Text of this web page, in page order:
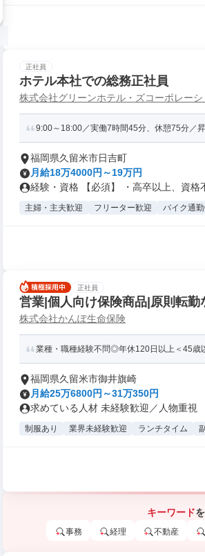
正社員
ホテル本社での総務正社員
株式会社グリーンホテル・ズコーポレーシ
9:00～18:00／実働7時間45分、休憩75分／
福岡県久留米市日吉町
月給18万4000円～19万円
経験・資格 【必須】 ・高卒以上、資格
主婦・主夫歓迎 フリーター歓迎 バイク通
正社員
営業|個人向け保険商品|原則転
株式会社かんぽ生命保険
業種・職種経験不問◎年休120日以上＜45歳
福岡県久留米市御井旗崎
月給25万6800円～31万350円
求めている人材 未経験歓迎／人物重視
制服あり 業界未経験歓迎 ランチタイム
キーワード
事務 経理 不動産